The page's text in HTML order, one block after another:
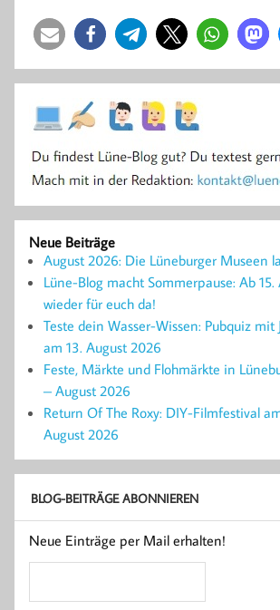
Neue Beiträge
August 2026: Die Lüneburger Museen
Lüne-Blog macht Sommerpause: Ab
wieder für euch da!
Teste dein Wasser-Wissen: Pubquiz mit
am 13. August 2026
Feste, Märkte und Flohmärkte in
– August 2026
Return Of The Roxy: DIY-Filmfestival
August 2026
BLOG-BEITRÄGE ABONNIEREN
Neue Einträge per Mail erhalten!